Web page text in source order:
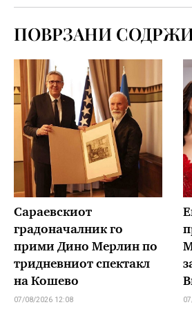
ПОВРЗАНИ
Сараевскиот
градоначалник го
прими Дино Мерлин по
тридневниот спектакл
на Кошево
07/08/2026 12:08